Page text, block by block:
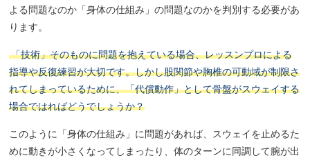
よる問題なのか「身体の仕組み」の問題なのかを判別する必要があ
ります。
「技術」そのものに問題を抱えている場合、レッスンプロによる
指導や反復練習が大切です。しかし股関節や胸椎の可動域が制限さ
れてしまっているために、「代償動作」として骨盤がスウェイする
場合ではればどうでしょうか？
このように「身体の仕組み」に問題があれば、スウェイを止めるた
めに動きが小さくなってしまったり、体のターンに同調して腕が出